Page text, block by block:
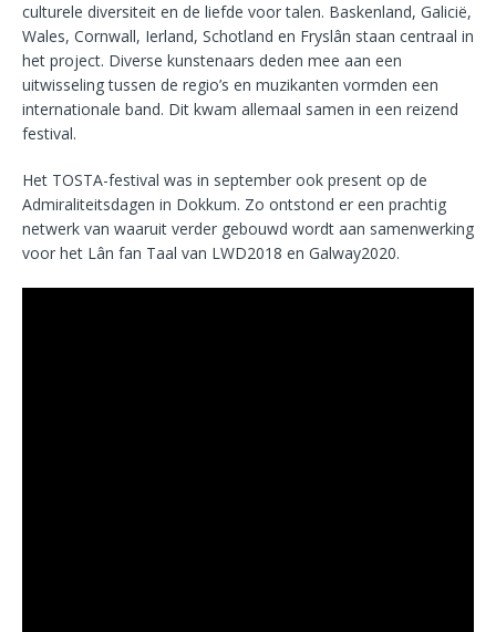
culturele diversiteit en de liefde voor talen. Baskenland, Galicië,
Wales, Cornwall, Ierland, Schotland en Fryslân staan centraal in
het project. Diverse kunstenaars deden mee aan een
uitwisseling tussen de regio’s en muzikanten vormden een
internationale band. Dit kwam allemaal samen in een reizend
festival.
Het TOSTA-festival was in september ook present op de
Admiraliteitsdagen in Dokkum. Zo ontstond er een prachtig
netwerk van waaruit verder gebouwd wordt aan samenwerking
voor het Lân fan Taal van LWD2018 en Galway2020.